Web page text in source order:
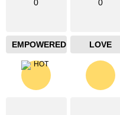
0
EMPOWERED
0
LOVE